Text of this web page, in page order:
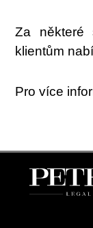
Za některé
klientům
Pro více